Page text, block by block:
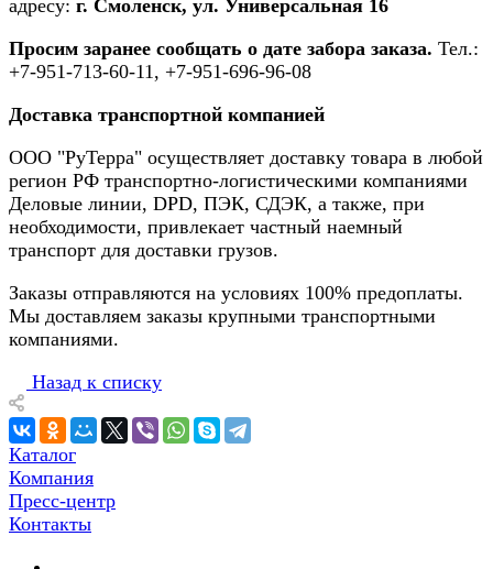
адресу: г. Смоленск, ул. Универсальная 16
Просим заранее сообщать о дате забора заказа. Тел.:
+7-951-713-60-11, +7-951-696-96-08
Доставка транспортной компанией
ООО "РуТерра" осуществляет доставку товара в любой
регион РФ транспортно-логистическими компаниями
Деловые линии, DPD, ПЭК, СДЭК, а также, при
необходимости, привлекает частный наемный
транспорт для доставки грузов.
Заказы отправляются на условиях 100% предоплаты.
Мы доставляем заказы крупными транспортными
компаниями.
Назад к списку
Каталог
Компания
Пресс-центр
Контакты